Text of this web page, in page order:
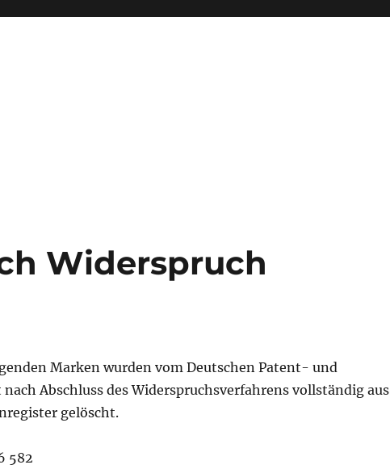
Widerspruch
Marken wurden vom Deutschen Patent- und
Abschluss des Widerspruchsverfahrens vollständig aus
gelöscht.
582